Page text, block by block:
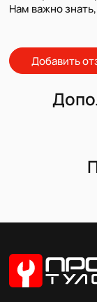
Нам важно
Добавить